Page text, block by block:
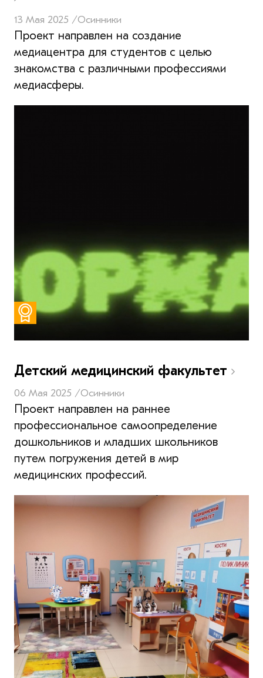
13 Мая 2025 /Осинники
Проект направлен на создание
медиацентра для студентов с целью
знакомства с различными профессиями
медиасферы.
Детский медицинский факультет
06 Мая 2025 /Осинники
Проект направлен на раннее
профессиональное самоопределение
дошкольников и младших школьников
путем погружения детей в мир
медицинских профессий.